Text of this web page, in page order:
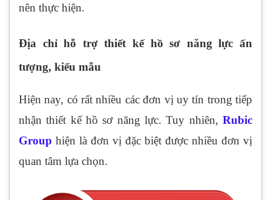
nên thực hiện.
Địa chỉ hỗ trợ thiết kế hồ sơ năng lực ấn
tượng, kiểu mẫu
Hiện nay, có rất nhiều các đơn vị uy tín trong tiếp
nhận thiết kế hồ sơ năng lực. Tuy nhiên, Rubic
Group hiện là đơn vị đặc biệt được nhiều đơn vị
quan tâm lựa chọn.